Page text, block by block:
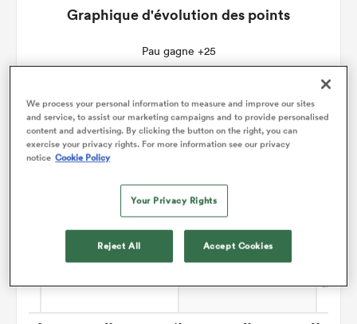
Graphique d'évolution des points
Pau gagne +25
We process your personal information to measure and improve our sites
and service, to assist our marketing campaigns and to provide personalised
content and advertising. By clicking the button on the right, you can
exercise your privacy rights. For more information see our privacy
notice Cookie Policy
Your Privacy Rights
Reject All Accept Cookies